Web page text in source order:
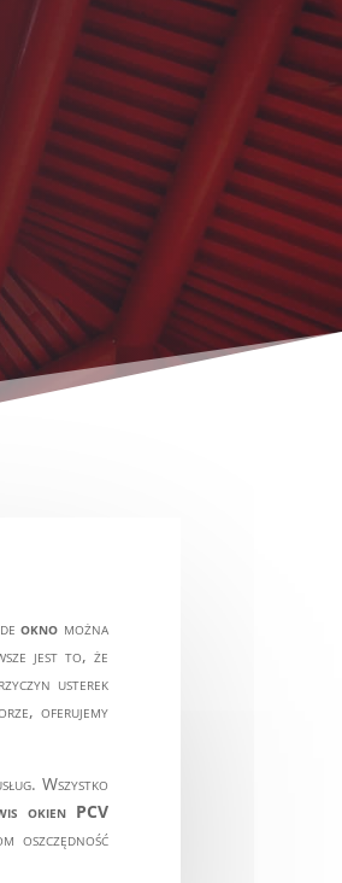
okno można
jest to, że
usterek
oferujemy
Wszystko
okien PCV
oszczędność